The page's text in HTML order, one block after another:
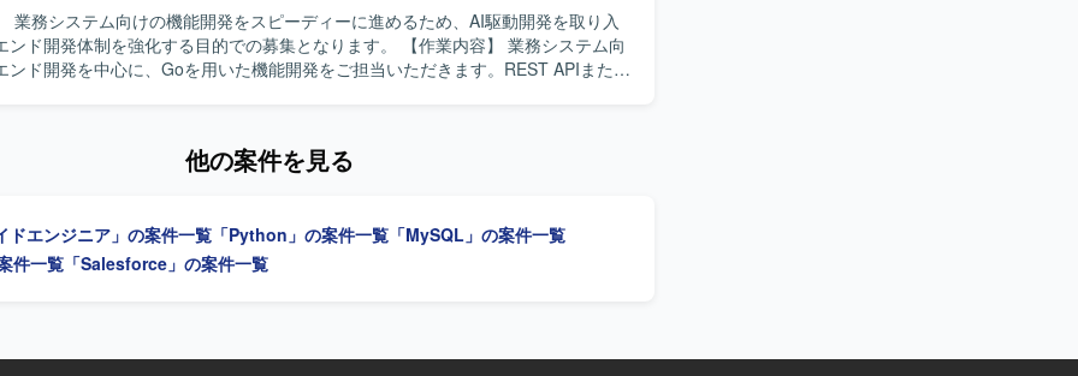
業務システム向けの機能開発をスピーディーに進めるため、AI駆動開発を取り入
発体制を強化する目的での募集となります。 【作業内容】 業務システム向
ンド開発を中心に、Goを用いた機能開発をご担当いただきます。REST APIまたは
用しながら開発効率を高めていける方を求めています。業務システム開発におい
用いたバックエンド開発を中心に、REST APIやWebSocket、RDB設計からクラ
幅広い技術スタックに関わることができます。AI駆動開発の実践を通じて、生産
を採用しています。
他の案件を見る
ドエンジニア」の案件一覧 「Python」の案件一覧 「MySQL」の案件一覧
件一覧 「Salesforce」の案件一覧